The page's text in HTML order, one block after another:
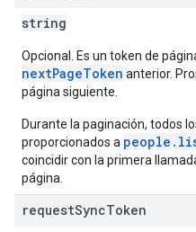
string
Opcional. Es un token de
nextPageToken anterior.
página siguiente.
Durante la paginación, todos
proporcionados a
coincidir con la primera
página.
requestSyncToken